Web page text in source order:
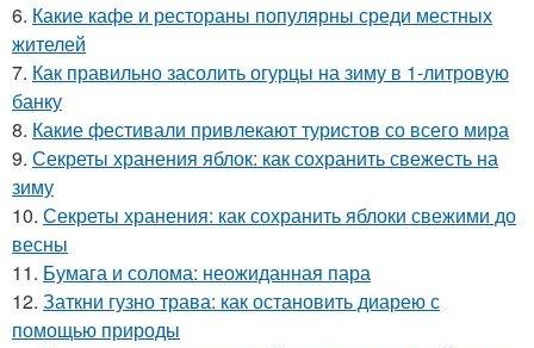
6. Какие кафе и рестораны популярны среди местных
жителей
7. Как правильно засолить огурцы на зиму в 1-литровую
банку
8. Какие фестивали привлекают туристов со всего мира
9. Секреты хранения яблок: как сохранить свежесть на
зиму
10. Секреты хранения: как сохранить яблоки свежими до
весны
11. Бумага и солома: неожиданная пара
12. Заткни гузно трава: как остановить диарею с
помощью природы